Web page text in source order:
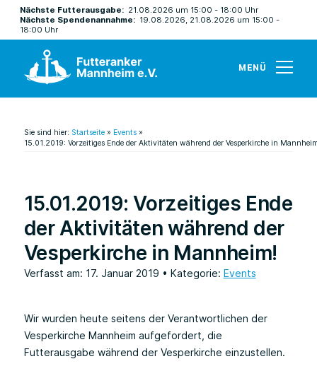
Nächste Futterausgabe: 21.08.2026 um 15:00 - 18:00 Uhr
Nächste Spendenannahme: 19.08.2026, 21.08.2026 um 15:00 -
18:00 Uhr
MENÜ
Sie sind hier: Startseite» Events»
15.01.2019: Vorzeitiges Ende der Aktivitäten während der Vesperkirche in
15.01.2019: Vorzeitiges Ende
der Aktivitäten während der
Vesperkirche in Mannheim!
Verfasst am: 17. Januar 2019 • Kategorie: Events
Wir wurden heute seitens der Verantwortlichen der
Vesperkirche Mannheim aufgefordert, die
Futterausgabe während der Vesperkirche einzustellen.